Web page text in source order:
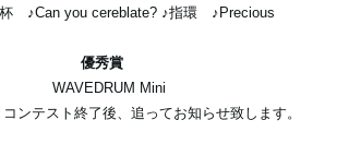
杯 ♪Can you cereblate? ♪指環 ♪Precious
優秀賞
WAVEDRUM Mini
ンテスト終了後、追ってお知らせ致します。